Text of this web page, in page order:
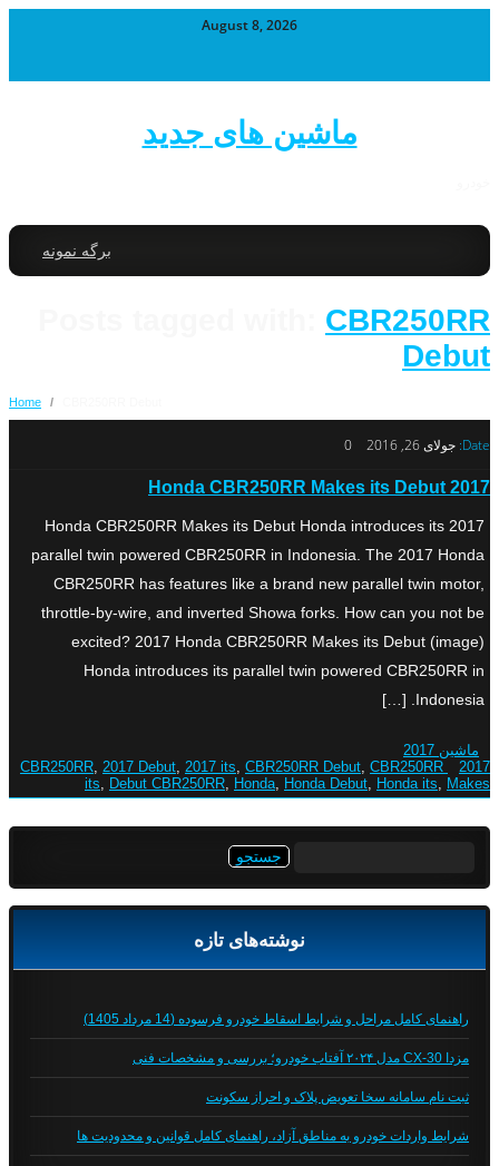
August 8, 2026
ماشین های جدید
برگه نمونه
CBR250RR
Debut
Home /
Date: جولای 26, 2016 0
2017 Honda CBR250RR Makes its Debut
2017 Honda CBR250RR Makes its Debut Honda introduces its
parallel twin powered CBR250RR in Indonesia. The 2017 Honda
CBR250RR has features like a brand new parallel twin motor,
throttle-by-wire, and inverted Showa forks. How can you not be
excited? 2017 Honda CBR250RR Makes its Debut (image)
Honda introduces its parallel twin powered CBR250RR in
Indonesia. […]
ماشین 2017
2017 CBR250RR
, 2017 Debut, 2017 its, CBR250RR Debut, CBR250RR
its, Debut CBR250RR, Honda, Honda Debut, Honda its, Makes
نوشته‌های تازه
راهنمای کامل مراحل و شرایط اسقاط خودرو فرسوده (14 مرداد 1405)
مزدا CX-30 مدل ۲۰۲۴ آفتاب خودرو؛ بررسی و مشخصات فنی
ثبت نام سامانه سخا تعویض پلاک و احراز سکونت
شرایط واردات خودرو به مناطق آزاد، راهنمای کامل قوانین و محدودیت ها